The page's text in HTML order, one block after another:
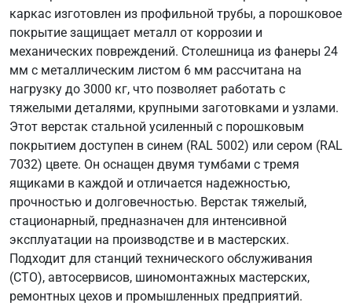
каркас изготовлен из профильной трубы, а порошковое
покрытие защищает металл от коррозии и
механических повреждений. Столешница из фанеры 24
мм с металлическим листом 6 мм рассчитана на
нагрузку до 3000 кг, что позволяет работать с
тяжелыми деталями, крупными заготовками и узлами.
Этот верстак стальной усиленный с порошковым
покрытием доступен в синем (RAL 5002) или сером (RAL
7032) цвете. Он оснащен двумя тумбами с тремя
ящиками в каждой и отличается надежностью,
прочностью и долговечностью. Верстак тяжелый,
стационарный, предназначен для интенсивной
эксплуатации на производстве и в мастерских.
Подходит для станций технического обслуживания
(СТО), автосервисов, шиномонтажных мастерских,
ремонтных цехов и промышленных предприятий.